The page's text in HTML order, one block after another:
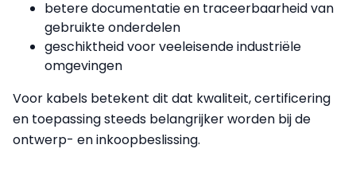
betere documentatie en traceerbaarheid van
gebruikte onderdelen
geschiktheid voor veeleisende industriële
omgevingen
Voor kabels betekent dit dat kwaliteit, certificering
en toepassing steeds belangrijker worden bij de
ontwerp- en inkoopbeslissing.